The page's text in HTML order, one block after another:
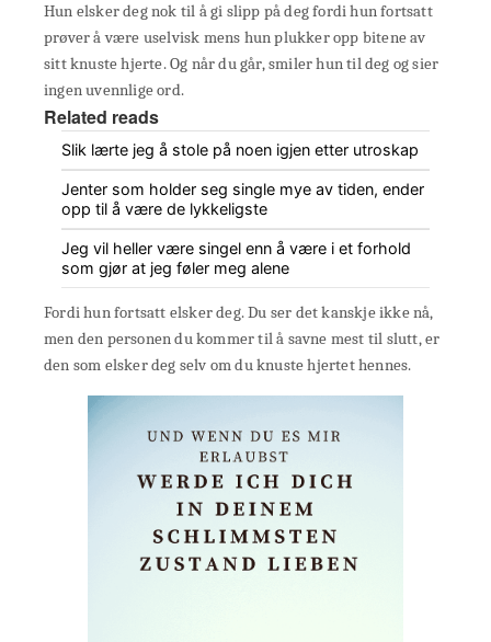
Hun elsker deg nok til å gi slipp på deg fordi hun fortsatt
prøver å være uselvisk mens hun plukker opp bitene av
sitt knuste hjerte. Og når du går, smiler hun til deg og sier
ingen uvennlige ord.
Related reads
Slik lærte jeg å stole på noen igjen etter utroskap
Jenter som holder seg single mye av tiden, ender
opp til å være de lykkeligste
Jeg vil heller være singel enn å være i et forhold
som gjør at jeg føler meg alene
Fordi hun fortsatt elsker deg. Du ser det kanskje ikke nå,
men den personen du kommer til å savne mest til slutt, er
den som elsker deg selv om du knuste hjertet hennes.